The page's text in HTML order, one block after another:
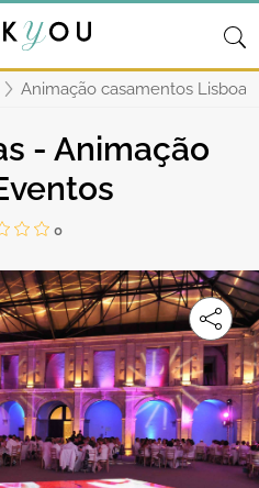
Animação casamentos Lisboa
- Animação
0